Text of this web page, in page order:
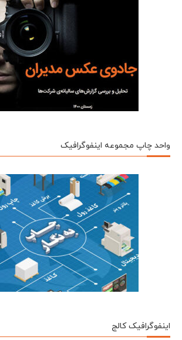
واحد چاپ مجموعه اینفوگرافیک
اینفوگرافیک کالج